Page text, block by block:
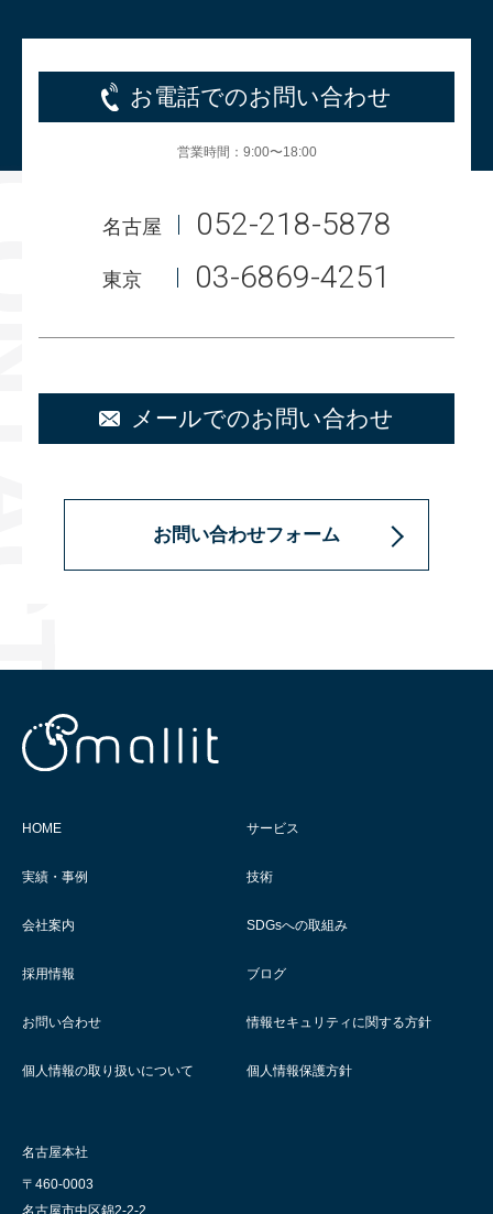
お電話でのお問い合わせ
営業時間：9:00〜18:00
名古屋 052-218-5878
東京 03-6869-4251
メールでのお問い合わせ
お問い合わせフォーム
HOME サービス
実績・事例 技術
会社案内 SDGsへの取組み
採用情報 ブログ
お問い合わせ 情報セキュリティに関する方針
個人情報の取り扱いについて 個人情報保護方針
名古屋本社
〒460-0003
名古屋市中区錦2-2-2